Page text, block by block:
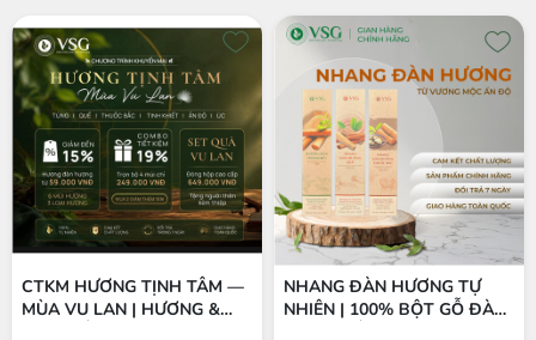
CTKM HƯƠNG TỊNH TÂM —
MÙA VU LAN | HƯƠNG &
NHANG ĐÀN HƯƠNG TỰ
NHIÊN | 100% BỘT GỖ ĐÀN